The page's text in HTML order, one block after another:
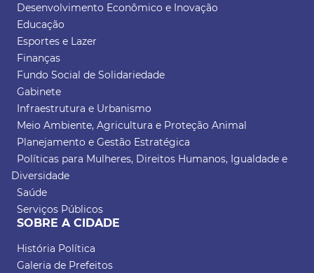
Desenvolvimento Econômico e Inovação
Educação
Esportes e Lazer
Finanças
Fundo Social de Solidariedade
Gabinete
Infraestrutura e Urbanismo
Meio Ambiente, Agricultura e Proteção Animal
Planejamento e Gestão Estratégica
Políticas para Mulheres, Direitos Humanos, Igualdade e
Diversidade
Saúde
Serviços Públicos
SOBRE A CIDADE
História Política
Galeria de Prefeitos